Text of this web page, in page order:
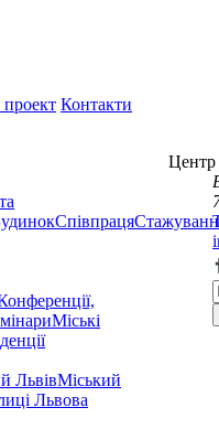
Контакти
Співпраця
Міські
ЛьвівМіський
Львова
Центр